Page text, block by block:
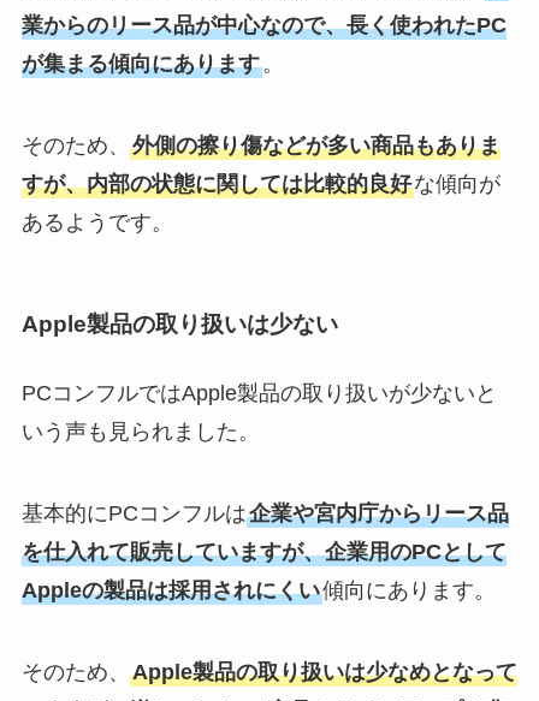
業からのリース品が中心なので、長く使われたPC
が集まる傾向にあります。
そのため、 外側の擦り傷などが多い商品もありま
すが、内部の状態に関しては比較的良好な傾向が
あるようです。
Apple製品の取り扱いは少ない
PCコンフルではApple製品の取り扱いが少ないと
いう声も見られました。
基本的にPCコンフルは企業や宮内庁からリース品
を仕入れて販売していますが、企業用のPCとして
Appleの製品は採用されにくい傾向にあります。
そのため、 Apple製品の取り扱いは少なめとなって